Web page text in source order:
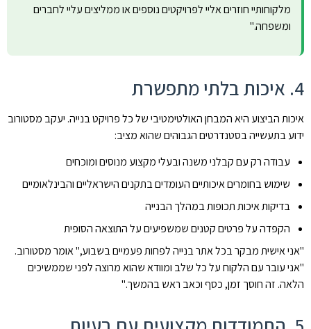
מלקוחותיי חוזרים אליי לפרויקטים נוספים או ממליצים עליי לחברים
ומשפחה."
4. איכות בלתי מתפשרת
איכות הביצוע היא המבחן האולטימטיבי של כל פרויקט בנייה. יעקב מסטורוב
ידוע בתעשייה בסטנדרטים הגבוהים שהוא מציב:
עבודה רק עם קבלני משנה ובעלי מקצוע מנוסים ומוכחים
שימוש בחומרים איכותיים העומדים בתקנים הישראליים והבינלאומיים
בדיקות איכות תכופות במהלך הבנייה
הקפדה על פרטים קטנים שמשפיעים על התוצאה הסופית
"אני אישית מבקר בכל אתר בנייה לפחות פעמיים בשבוע," אומר מסטורוב.
"אני עובר עם הלקוח על כל שלב ומוודא שהוא מרוצה לפני שממשיכים
הלאה. זה חוסך זמן, כסף וכאב ראש בהמשך."